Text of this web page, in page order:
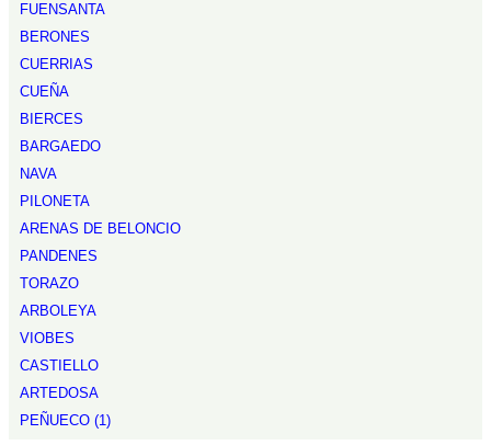
FUENSANTA
BERONES
CUERRIAS
CUEÑA
BIERCES
BARGAEDO
NAVA
PILONETA
ARENAS DE BELONCIO
PANDENES
TORAZO
ARBOLEYA
VIOBES
CASTIELLO
ARTEDOSA
PEÑUECO (1)